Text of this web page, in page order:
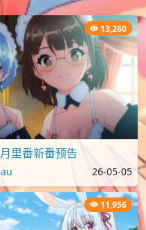
13,260
里番新番预告
26-05-05
11,956